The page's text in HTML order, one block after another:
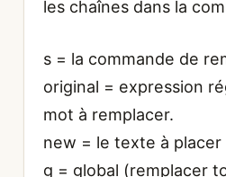
les chaînes dans la
s = la commande de
original = expression
mot à remplacer.
new = le texte à placer
g = global (remplacer